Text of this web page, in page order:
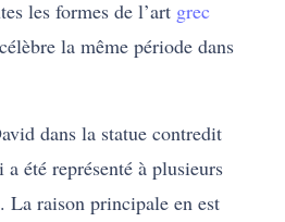
les formes de l’art grec
la même période dans
dans la statue contredit
été représenté à plusieurs
La raison principale en est